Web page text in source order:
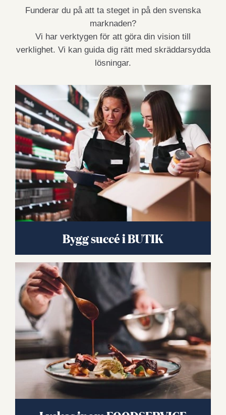
Funderar du på att ta steget in på den svenska
marknaden?
Vi har verktygen för att göra din vision till
verklighet. Vi kan guida dig rätt med skräddarsydda
lösningar.
Bygg succé i BUTIK